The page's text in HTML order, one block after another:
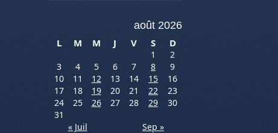
août 2026
L
M M J V S D
1
2
3
4 5 6 7 8
9
10
11 12 13 14 15
16
17
18 19 20 21 22
23
24
25 26 27 28 29
30
31
« Juil
Sep »